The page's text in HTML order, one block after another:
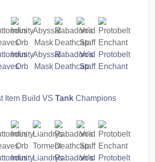
Infinity
Orb
Abyssal
Mask
Rabadon’s
Deathcap
Void
Staff
Protobelt
Enchant
Item Build VS Tank Champions
InfinityLiandrysRabadon’s
Void Protobelt